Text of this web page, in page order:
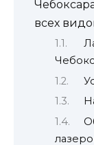
всех